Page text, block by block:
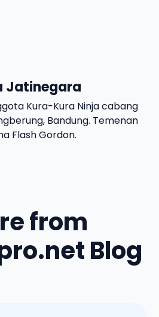
Jatinegara
Kura-Kura Ninja cabang
Bandung. Temenan
Flash Gordon.
from
Blog